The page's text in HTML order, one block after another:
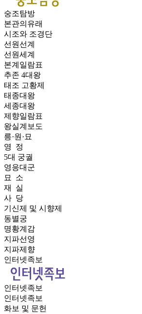
숭조탐방
본관의유래
시조와 조경단
선원선계
선원세계
본계일람표
추존 4대왕
태조 고황제
태종대왕
세종대왕
제향일람표
왕실계보도
릉·원·묘
영 정
5대 궁궐
영응대군
묘 소
재 실
사 당
기신제 및 시향제
동별궁
명황계감
지파선영
지파제향
인터넷족보
인터넷족보
인터넷족보
화보 및 문헌